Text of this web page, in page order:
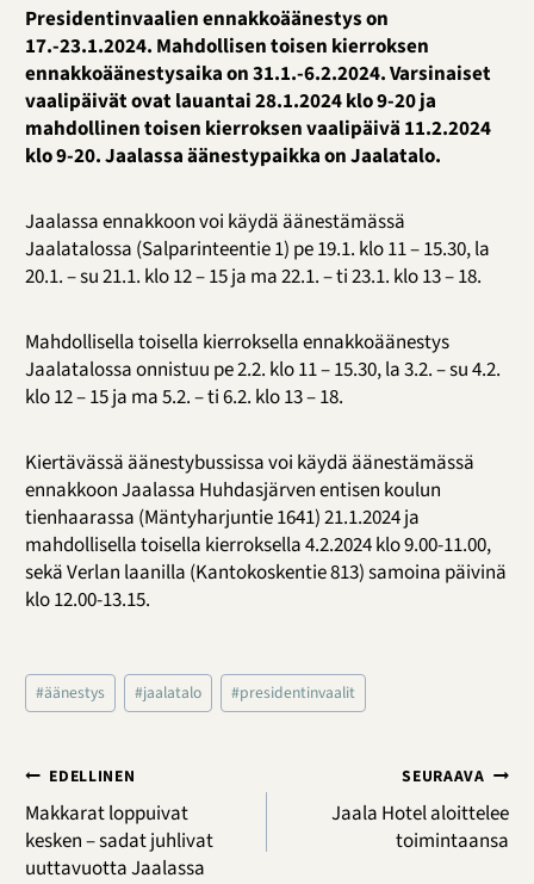
Presidentinvaalien ennakkoäänestys on
17.-23.1.2024. Mahdollisen toisen kierroksen
ennakkoäänestysaika on 31.1.-6.2.2024.Varsinaiset
vaalipäivät ovat lauantai 28.1.2024 klo 9-20 ja
mahdollinen toisen kierroksen vaalipäivä 11.2.2024
klo 9-20. Jaalassa äänestypaikka on Jaalatalo.
Jaalassa ennakkoon voi käydä äänestämässä
Jaalatalossa (Salparinteentie 1) pe 19.1. klo 11 – 15.30, la
20.1. – su 21.1. klo 12 – 15 ja ma 22.1. – ti 23.1. klo 13 – 18.
Mahdollisella toisella kierroksella ennakkoäänestys
Jaalatalossa onnistuu pe 2.2. klo 11 – 15.30, la 3.2. – su 4.2.
klo 12 – 15 ja ma 5.2. – ti 6.2. klo 13 – 18.
Kiertävässä äänestybussissa voi käydä äänestämässä
ennakkoon Jaalassa Huhdasjärven entisen koulun
tienhaarassa (Mäntyharjuntie 1641) 21.1.2024 ja
mahdollisella toisella kierroksella 4.2.2024 klo 9.00-11.00,
sekä Verlan laanilla (Kantokoskentie 813) samoina päivinä
klo 12.00-13.15.
Avainsanat:
#äänestys #jaalatalo #presidentinvaalit
Artikkelien
selaus
EDELLINEN
Makkarat loppuivat
kesken – sadat juhlivat
uuttavuotta Jaalassa
SEURAAVA
Jaala Hotel aloittelee
toimintaansa